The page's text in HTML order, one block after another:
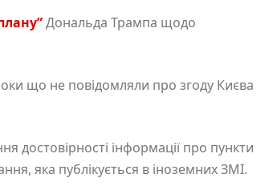
Дональда Трампа щодо
що не повідомляли про згоду Києва
достовірності інформації про пункти
яка публікується в іноземних ЗМІ.